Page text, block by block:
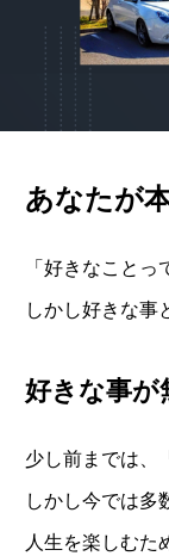
あなたが
「好きなこと
しかし好きな事
好きな事が
少し前までは、
しかし今では多
人生を楽しむた